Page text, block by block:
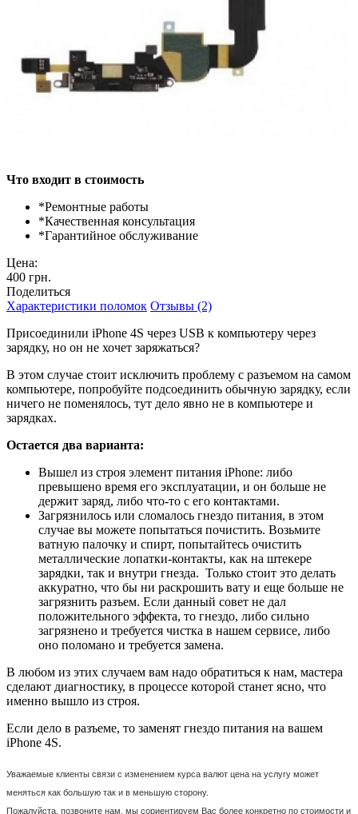
Что входит в стоимость
*Ремонтные работы
*Качественная консультация
*Гарантийное обслуживание
Цена:
400 грн.
Поделиться
Характеристики поломок Отзывы (2)
Присоединили iPhone 4S через USB к компьютеру через
зарядку, но он не хочет заряжаться?
В этом случае стоит исключить проблему с разъемом на самом
компьютере, попробуйте подсоединить обычную зарядку, если
ничего не поменялось, тут дело явно не в компьютере и
зарядках.
Остается два варианта:
Вышел из строя элемент питания iPhone: либо
превышено время его эксплуатации, и он больше не
держит заряд, либо что-то с его контактами.
Загрязнилось или сломалось гнездо питания, в этом
случае вы можете попытаться почистить. Возьмите
ватную палочку и спирт, попытайтесь очистить
металлические лопатки-контакты, как на штекере
зарядки, так и внутри гнезда. Только стоит это делать
аккуратно, что бы ни раскрошить вату и еще больше не
загрязнить разъем. Если данный совет не дал
положительного эффекта, то гнездо, либо сильно
загрязнено и требуется чистка в нашем сервисе, либо
оно поломано и требуется замена.
В любом из этих случаем вам надо обратиться к нам, мастера
сделают диагностику, в процессе которой станет ясно, что
именно вышло из строя.
Если дело в разъеме, то заменят гнездо питания на вашем
iPhone 4S.
Уважаемые клиенты связи с изменением курса валют цена на услугу может
меняться как большую так и в меньшую сторону.
Пожалуйста, позвоните нам, мы сориентируем Вас более конкретно по стоимости и